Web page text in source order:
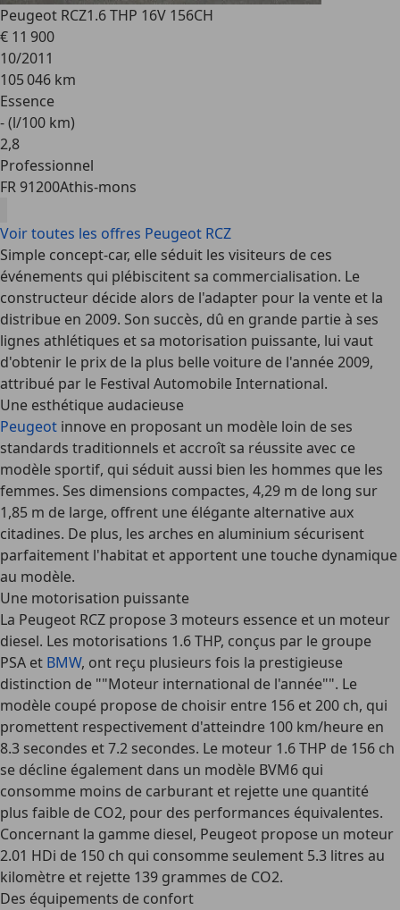
Peugeot RCZ1.6 THP 16V 156CH
€ 11 900
10/2011
105 046 km
Essence
- (l/100 km)
2,8
Professionnel
FR 91200Athis-mons
Voir toutes les offres Peugeot RCZ
Simple concept-car, elle séduit les visiteurs de ces
événements qui plébiscitent sa commercialisation. Le
constructeur décide alors de l'adapter pour la vente et la
distribue en 2009. Son succès, dû en grande partie à ses
lignes athlétiques et sa motorisation puissante, lui vaut
d'obtenir le prix de la plus belle voiture de l'année 2009,
attribué par le Festival Automobile International.
Une esthétique audacieuse
Peugeot innove en proposant un modèle loin de ses
standards traditionnels et accroît sa réussite avec ce
modèle sportif, qui séduit aussi bien les hommes que les
femmes. Ses dimensions compactes, 4,29 m de long sur
1,85 m de large, offrent une élégante alternative aux
citadines. De plus, les arches en aluminium sécurisent
parfaitement l'habitat et apportent une touche dynamique
au modèle.
Une motorisation puissante
La Peugeot RCZ propose 3 moteurs essence et un moteur
diesel. Les motorisations 1.6 THP, conçus par le groupe
PSA et BMW, ont reçu plusieurs fois la prestigieuse
distinction de ""Moteur international de l'année"". Le
modèle coupé propose de choisir entre 156 et 200 ch, qui
promettent respectivement d'atteindre 100 km/heure en
8.3 secondes et 7.2 secondes. Le moteur 1.6 THP de 156 ch
se décline également dans un modèle BVM6 qui
consomme moins de carburant et rejette une quantité
plus faible de CO2, pour des performances équivalentes.
Concernant la gamme diesel, Peugeot propose un moteur
2.01 HDi de 150 ch qui consomme seulement 5.3 litres au
kilomètre et rejette 139 grammes de CO2.
Des équipements de confort